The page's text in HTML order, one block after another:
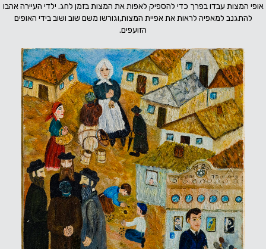
אופי המצות עבדו בפרך כדי להספיק לאפות את המצות בזמן לחג. ילדי העיירה אהבו
להתגנב למאפיה לראות את אפיית המצות,וגורשו משם שוב ושוב בידי האופים
הזועפים.